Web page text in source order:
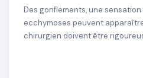
Des gonflements, une
ecchymoses peuvent
chirurgien doivent être